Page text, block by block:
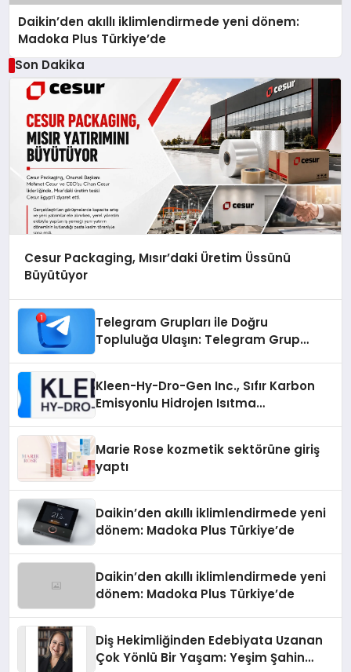
Daikin’den akıllı iklimlendirmede yeni dönem:
Madoka Plus Türkiye’de
Son Dakika
Cesur Packaging, Mısır’daki Üretim Üssünü
Büyütüyor
Telegram Grupları ile Doğru
Topluluğa Ulaşın: Telegram Grup
Kleen-Hy-Dro-Gen Inc., Sıfır Karbon
Emisyonlu Hidrojen Isıtma
Marie Rose kozmetik sektörüne giriş
yaptı
Daikin’den akıllı iklimlendirmede yeni
dönem: Madoka Plus Türkiye’de
Daikin’den akıllı iklimlendirmede yeni
dönem: Madoka Plus Türkiye’de
Diş Hekimliğinden Edebiyata Uzanan
Çok Yönlü Bir Yaşam: Yeşim Şahin